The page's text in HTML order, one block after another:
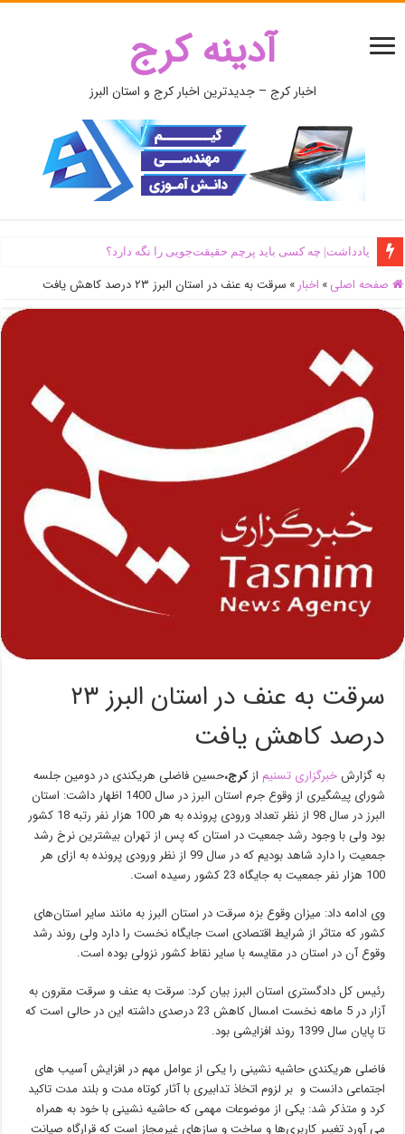
آدینه کرج
اخبار کرج – جدیدترین اخبار کرج و استان البرز
یادداشت| ‌چه کسی باید پرچم حقیقت‌جویی را نگه دارد؟
صفحه اصلی » اخبار » سرقت به عنف در استان البرز ۲۳ درصد کاهش یافت
سرقت به عنف در استان البرز ۲۳
درصد کاهش یافت
به گزارشخبرگزاری تسنیم ازکرج،حسین فاضلی هریکندی در دومین جلسه
شورای پیشگیری از وقوع جرم استان البرز در سال 1400 اظهار داشت: استان
البرز در سال 98 از نظر تعداد ورودی پرونده به هر 100 هزار نفر رتبه 18 کشور
بود ولی با وجود رشد جمعیت در استان که پس از تهران بیشترین نرخ رشد
جمعیت را دارد شاهد بودیم که در سال 99 از نظر ورودی پرونده به ازای هر
100 هزار نفر جمعیت به جایگاه 23 کشور رسیده است.
وی ادامه داد: میزان وقوع بزه سرقت در استان البرز به مانند سایر استان‌های
کشور که متاثر از شرایط اقتصادی است جایگاه نخست را دارد ولی روند رشد
وقوع آن در استان در مقایسه با سایر نقاط کشور نزولی بوده است.
رئیس کل دادگستری استان البرز بیان کرد: سرقت به عنف و سرقت مقرون به
آزار در 5 ماهه نخست امسال کاهش 23 درصدی داشته این در حالی است که
تا پایان سال 1399 روند افزایشی بود.
فاضلی هریکندی حاشیه نشینی را یکی از عوامل مهم در افزایش آسیب های
اجتماعی دانست و بر لزوم اتخاذ تدابیری با آثار کوتاه مدت و بلند مدت تاکید
کرد و متذکر شد: یکی از موضوعات مهمی که حاشیه نشینی با خود به همراه
می آورد تغییر کاربری‌ها و ساخت و سازهای غیرمجاز است که قرارگاه صیانت